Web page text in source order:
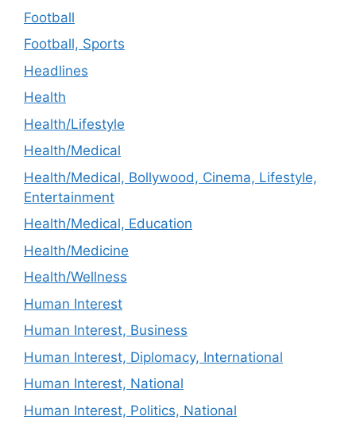
Football
Football, Sports
Headlines
Health
Health/Lifestyle
Health/Medical
Health/Medical, Bollywood, Cinema, Lifestyle,
Entertainment
Health/Medical, Education
Health/Medicine
Health/Wellness
Human Interest
Human Interest, Business
Human Interest, Diplomacy, International
Human Interest, National
Human Interest, Politics, National